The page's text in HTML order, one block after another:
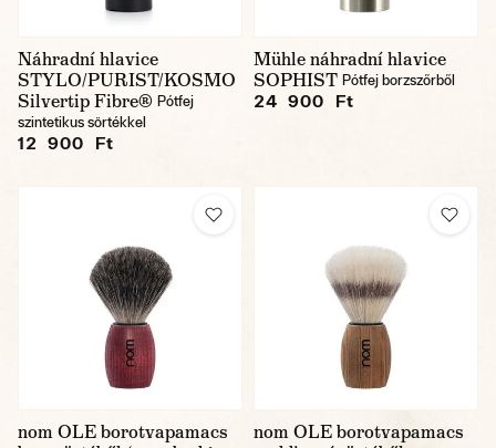
Náhradní hlavice
STYLO/PURIST/KOSMO
Silvertip Fibre® Pótfej
szintetikus sörtékkel
12 900 Ft
Mühle náhradní hlavice
SOPHIST Pótfej borzszőrből
24 900 Ft
nom OLE borotvapamacs
nom OLE borotvapamacs